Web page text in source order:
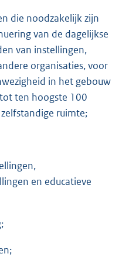
die noodzakelijk zijn
van de dagelijkse
van instellingen,
organisaties, voor
in het gebouw
ten hoogste 100
ruimte;
en educatieve